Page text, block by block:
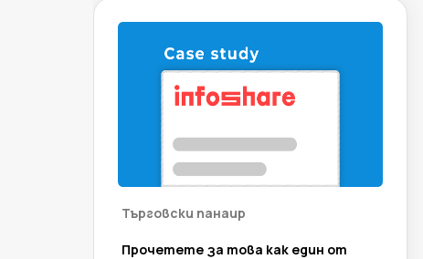
Търговски панаир
Прочетете за това как един от